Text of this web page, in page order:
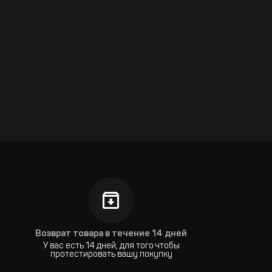
Возврат товара в течение 14 дней
У вас есть 14 дней, для того чтобы
протестировать вашу покупку